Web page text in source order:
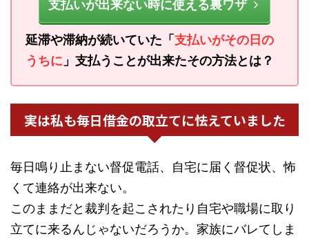
支払いが出来ない時に使える裏ワザ
延滞や滞納が続いていた「 支払いがその日の
うちに 」支払うことが出来たその方法とは？
実は私も毎日借金の取立てに怯えていました
毎日鳴り止まない督促電話、自宅に届く督促状、怖
くて連絡が出来ない。
このままだと裁判を起こされたり自宅や職場に取り
立てに来るんじゃないだろうか。家族にバレてしま